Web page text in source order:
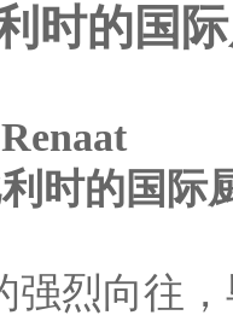
时的国
时的国际
强烈向往